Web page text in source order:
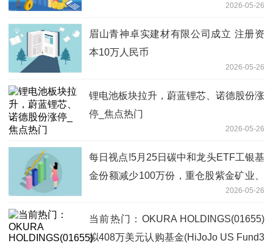
2026-05-26
眉山青神卓实建材有限公司成立 注册资
本10万人民币
2026-05-26
锂电池板块拉升，蔚蓝锂芯、诺德股份涨
停_焦点热门
2026-05-26
每日视点!5月25日碳中和龙头ETF工银基
金份额减少100万份，重仓股紫金矿业、
2026-05-26
当前热门：OKURA HOLDINGS(01655)
拟408万美元认购基金(HiJoJo US Fund3